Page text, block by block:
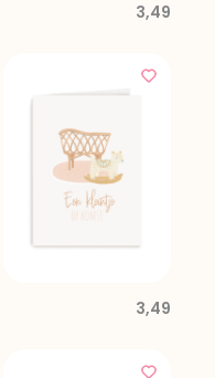
3,49
3,49